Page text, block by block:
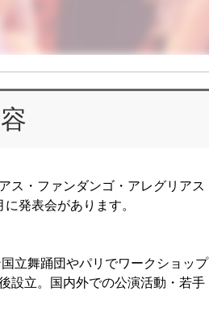
ス・ファンダンゴ・アレグリアス
発表会があります。
立舞踊団やパリでワークショップ
設立。国内外での公演活動・若手